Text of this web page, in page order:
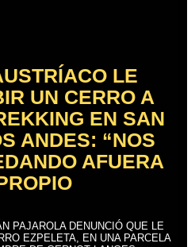
LE
UN CERRO A
EN SAN
ANDES: “NOS
AFUERA
PAJAROLA DENUNCIÓ QUE LE
EZPELETA, EN UNA PARCELA